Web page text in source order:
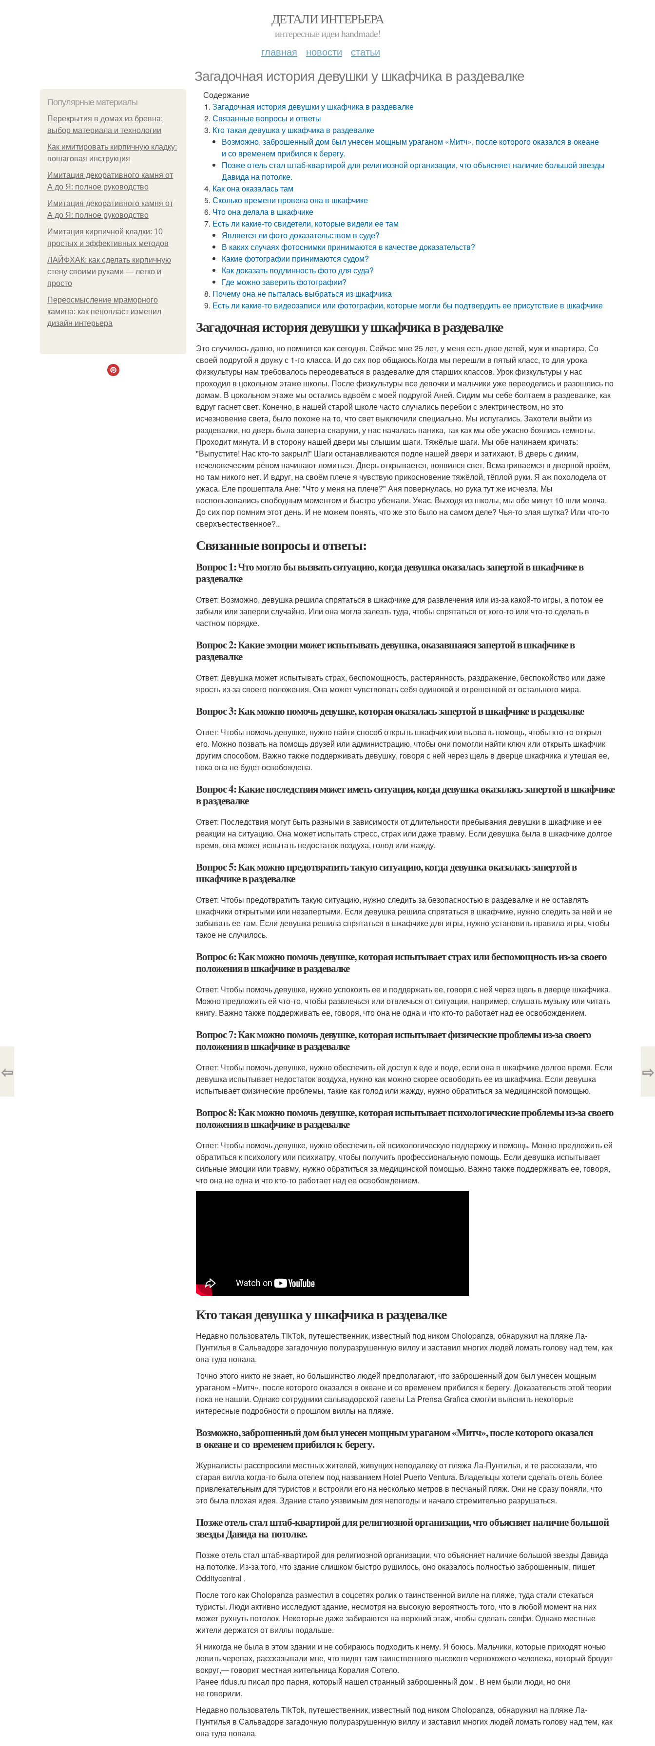
ДЕТАЛИ ИНТЕРЬЕРА
интересные идеи handmade!
главная новости статьи
Загадочная история девушки у шкафчика в раздевалке
Популярные материалы
Перекрытия в домах из бревна:
выбор материала и технологии
Как имитировать кирпичную кладку:
пошаговая инструкция
Имитация декоративного камня от
А до Я: полное руководство
Имитация декоративного камня от
А до Я: полное руководство
Имитация кирпичной кладки: 10
простых и эффективных методов
ЛАЙФХАК: как сделать кирпичную
стену своими руками — легко и
просто
Переосмысление мраморного
камина: как пенопласт изменил
дизайн интерьера
Содержание
Загадочная история девушки у шкафчика в раздевалке
Связанные вопросы и ответы
Кто такая девушка у шкафчика в раздевалке
Возможно, заброшенный дом был унесен мощным ураганом «Митч», после которого оказался в океане
и со временем прибился к берегу.
Позже отель стал штаб-квартирой для религиозной организации, что объясняет наличие большой звезды
Давида на потолке.
Как она оказалась там
Сколько времени провела она в шкафчике
Что она делала в шкафчике
Есть ли какие-то свидетели, которые видели ее там
Является ли фото доказательством в суде?
В каких случаях фотоснимки принимаются в качестве доказательств?
Какие фотографии принимаются судом?
Как доказать подлинность фото для суда?
Где можно заверить фотографии?
Почему она не пыталась выбраться из шкафчика
Есть ли какие-то видеозаписи или фотографии, которые могли бы подтвердить ее присутствие в шкафчике
Загадочная история девушки у шкафчика в раздевалке
Это случилось давно, но помнится как сегодня. Сейчас мне 25 лет, у меня есть двое детей, муж и квартира. Со
своей подругой я дружу с 1-го класса. И до сих пор общаюсь.Когда мы перешли в пятый класс, то для урока
физкультуры нам требовалось переодеваться в раздевалке для старших классов. Урок физкультуры у нас
проходил в цокольном этаже школы. После физкультуры все девочки и мальчики уже переоделись и разошлись по
домам. В цокольном этаже мы остались вдвоём с моей подругой Аней. Сидим мы себе болтаем в раздевалке, как
вдруг гаснет свет. Конечно, в нашей старой школе часто случались перебои с электричеством, но это
исчезновение света, было похоже на то, что свет выключили специально. Мы испугались. Захотели выйти из
раздевалки, но дверь была заперта снаружи, у нас началась паника, так как мы обе ужасно боялись темноты.
Проходит минута. И в сторону нашей двери мы слышим шаги. Тяжёлые шаги. Мы обе начинаем кричать:
"Выпустите! Нас кто-то закрыл!" Шаги останавливаются подле нашей двери и затихают. В дверь с диким,
нечеловеческим рёвом начинают ломиться. Дверь открывается, появился свет. Всматриваемся в дверной проём,
но там никого нет. И вдруг, на своём плече я чувствую прикосновение тяжёлой, тёплой руки. Я аж похолодела от
ужаса. Еле прошептала Ане: "Что у меня на плече?" Аня повернулась, но рука тут же исчезла. Мы
воспользовались свободным моментом и быстро убежали. Ужас. Выходя из школы, мы обе минут 10 шли молча.
До сих пор помним этот день. И не можем понять, что же это было на самом деле? Чья-то злая шутка? Или что-то
сверхъестественное?..
Связанные вопросы и ответы:
Вопрос 1: Что могло бы вызвать ситуацию, когда девушка оказалась запертой в шкафчике в
раздевалке
Ответ: Возможно, девушка решила спрятаться в шкафчике для развлечения или из-за какой-то игры, а потом ее
забыли или заперли случайно. Или она могла залезть туда, чтобы спрятаться от кого-то или что-то сделать в
частном порядке.
Вопрос 2: Какие эмоции может испытывать девушка, оказавшаяся запертой в шкафчике в
раздевалке
Ответ: Девушка может испытывать страх, беспомощность, растерянность, раздражение, беспокойство или даже
ярость из-за своего положения. Она может чувствовать себя одинокой и отрешенной от остального мира.
Вопрос 3: Как можно помочь девушке, которая оказалась запертой в шкафчике в раздевалке
Ответ: Чтобы помочь девушке, нужно найти способ открыть шкафчик или вызвать помощь, чтобы кто-то открыл
его. Можно позвать на помощь друзей или администрацию, чтобы они помогли найти ключ или открыть шкафчик
другим способом. Важно также поддерживать девушку, говоря с ней через щель в дверце шкафчика и утешая ее,
пока она не будет освобождена.
Вопрос 4: Какие последствия может иметь ситуация, когда девушка оказалась запертой в шкафчике
в раздевалке
Ответ: Последствия могут быть разными в зависимости от длительности пребывания девушки в шкафчике и ее
реакции на ситуацию. Она может испытать стресс, страх или даже травму. Если девушка была в шкафчике долгое
время, она может испытать недостаток воздуха, голод или жажду.
Вопрос 5: Как можно предотвратить такую ситуацию, когда девушка оказалась запертой в
шкафчике в раздевалке
Ответ: Чтобы предотвратить такую ситуацию, нужно следить за безопасностью в раздевалке и не оставлять
шкафчики открытыми или незапертыми. Если девушка решила спрятаться в шкафчике, нужно следить за ней и не
забывать ее там. Если девушка решила спрятаться в шкафчике для игры, нужно установить правила игры, чтобы
такое не случилось.
Вопрос 6: Как можно помочь девушке, которая испытывает страх или беспомощность из-за своего
положения в шкафчике в раздевалке
Ответ: Чтобы помочь девушке, нужно успокоить ее и поддержать ее, говоря с ней через щель в дверце шкафчика.
Можно предложить ей что-то, чтобы развлечься или отвлечься от ситуации, например, слушать музыку или читать
книгу. Важно также поддерживать ее, говоря, что она не одна и что кто-то работает над ее освобождением.
Вопрос 7: Как можно помочь девушке, которая испытывает физические проблемы из-за своего
положения в шкафчике в раздевалке
Ответ: Чтобы помочь девушке, нужно обеспечить ей доступ к еде и воде, если она в шкафчике долгое время. Если
девушка испытывает недостаток воздуха, нужно как можно скорее освободить ее из шкафчика. Если девушка
испытывает физические проблемы, такие как голод или жажду, нужно обратиться за медицинской помощью.
Вопрос 8: Как можно помочь девушке, которая испытывает психологические проблемы из-за своего
положения в шкафчике в раздевалке
Ответ: Чтобы помочь девушке, нужно обеспечить ей психологическую поддержку и помощь. Можно предложить ей
обратиться к психологу или психиатру, чтобы получить профессиональную помощь. Если девушка испытывает
сильные эмоции или травму, нужно обратиться за медицинской помощью. Важно также поддерживать ее, говоря,
что она не одна и что кто-то работает над ее освобождением.
Кто такая девушка у шкафчика в раздевалке
Недавно пользователь TikTok, путешественник, известный под ником Cholopanza, обнаружил на пляже Ла-
Пунтилья в Сальвадоре загадочную полуразрушенную виллу и заставил многих людей ломать голову над тем, как
она туда попала.
Точно этого никто не знает, но большинство людей предполагают, что заброшенный дом был унесен мощным
ураганом «Митч», после которого оказался в океане и со временем прибился к берегу. Доказательств этой теории
пока не нашли. Однако сотрудники сальвадорской газеты La Prensa Grafica смогли выяснить некоторые
интересные подробности о прошлом виллы на пляже.
Возможно, заброшенный дом был унесен мощным ураганом «Митч», после которого оказался
в океане и со временем прибился к берегу.
Журналисты расспросили местных жителей, живущих неподалеку от пляжа Ла-Пунтилья, и те рассказали, что
старая вилла когда-то была отелем под названием Hotel Puerto Ventura. Владельцы хотели сделать отель более
привлекательным для туристов и встроили его на несколько метров в песчаный пляж. Они не сразу поняли, что
это была плохая идея. Здание стало уязвимым для непогоды и начало стремительно разрушаться.
Позже отель стал штаб-квартирой для религиозной организации, что объясняет наличие большой
звезды Давида на потолке.
Позже отель стал штаб-квартирой для религиозной организации, что объясняет наличие большой звезды Давида
на потолке. Из-за того, что здание слишком быстро рушилось, оно оказалось полностью заброшенным, пишет
Odditycentral .
После того как Cholopanza разместил в соцсетях ролик о таинственной вилле на пляже, туда стали стекаться
туристы. Люди активно исследуют здание, несмотря на высокую вероятность того, что в любой момент на них
может рухнуть потолок. Некоторые даже забираются на верхний этаж, чтобы сделать селфи. Однако местные
жители держатся от виллы подальше.
Я никогда не была в этом здании и не собираюсь подходить к нему. Я боюсь. Мальчики, которые приходят ночью
ловить черепах, рассказывали мне, что видят там таинственного высокого чернокожего человека, который бродит
вокруг,— говорит местная жительница Коралия Сотело.
Ранее ridus.ru писал про парня, который нашел странный заброшенный дом . В нем были люди, но они
не говорили.
Недавно пользователь TikTok, путешественник, известный под ником Cholopanza, обнаружил на пляже Ла-
Пунтилья в Сальвадоре загадочную полуразрушенную виллу и заставил многих людей ломать голову над тем, как
она туда попала.
⇦ ⇨